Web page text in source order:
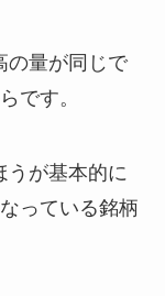
の量が同じで
です。
うが基本的に
っている銘柄